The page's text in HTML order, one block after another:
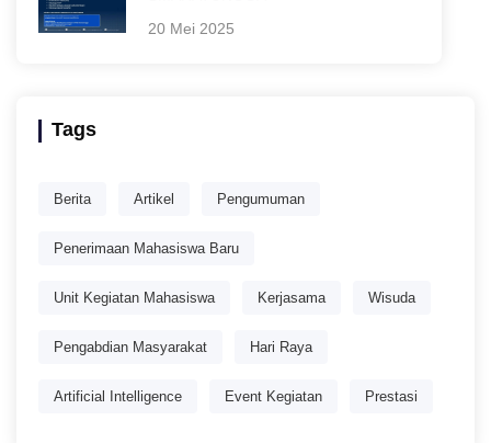
20 Mei 2025
Tags
Berita Artikel Pengumuman
Penerimaan Mahasiswa Baru
Unit Kegiatan Mahasiswa Kerjasama Wisuda
Pengabdian Masyarakat Hari Raya
Artificial Intelligence Event Kegiatan Prestasi